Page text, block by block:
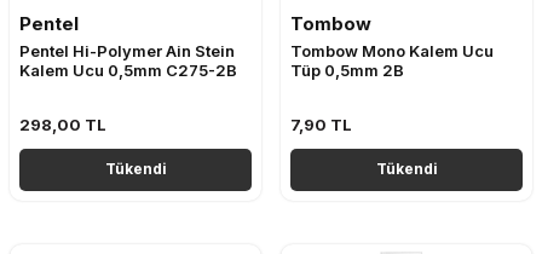
Pentel
Pentel Hi-Polymer Ain Stein
Kalem Ucu 0,5mm C275-2B
298,00 TL
Tükendi
Tombow
Tombow Mono Kalem Ucu
Tüp 0,5mm 2B
7,90 TL
Tükendi